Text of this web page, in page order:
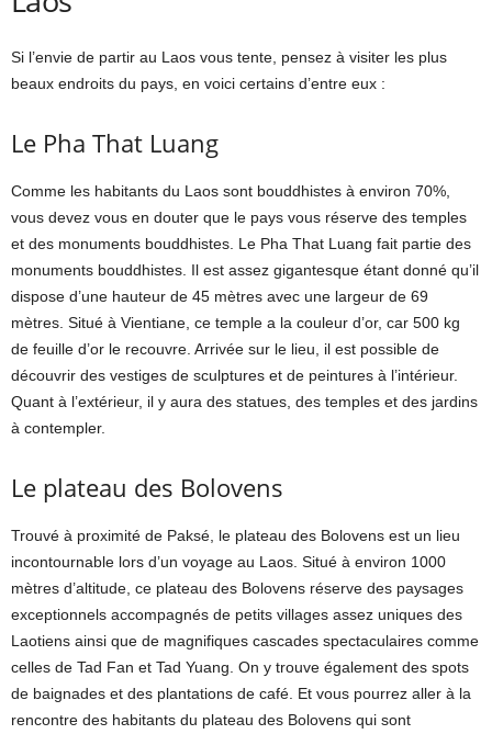
Si l’envie de partir au Laos vous tente, pensez à visiter les plus
beaux endroits du pays, en voici certains d’entre eux :
Le Pha That Luang
Comme les habitants du Laos sont bouddhistes à environ 70%,
vous devez vous en douter que le pays vous réserve des temples
et des monuments bouddhistes. Le Pha That Luang fait partie des
monuments bouddhistes. Il est assez gigantesque étant donné qu’il
dispose d’une hauteur de 45 mètres avec une largeur de 69
mètres. Situé à Vientiane, ce temple a la couleur d’or, car 500 kg
de feuille d’or le recouvre. Arrivée sur le lieu, il est possible de
découvrir des vestiges de sculptures et de peintures à l’intérieur.
Quant à l’extérieur, il y aura des statues, des temples et des jardins
à contempler.
Le plateau des Bolovens
Trouvé à proximité de Paksé, le plateau des Bolovens est un lieu
incontournable lors d’un voyage au Laos. Situé à environ 1000
mètres d’altitude, ce plateau des Bolovens réserve des paysages
exceptionnels accompagnés de petits villages assez uniques des
Laotiens ainsi que de magnifiques cascades spectaculaires comme
celles de Tad Fan et Tad Yuang. On y trouve également des spots
de baignades et des plantations de café. Et vous pourrez aller à la
rencontre des habitants du plateau des Bolovens qui sont